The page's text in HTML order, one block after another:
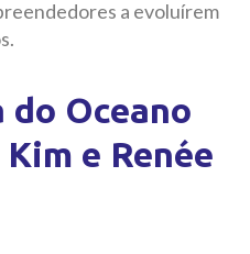
a evoluírem
do Oceano
e Renée